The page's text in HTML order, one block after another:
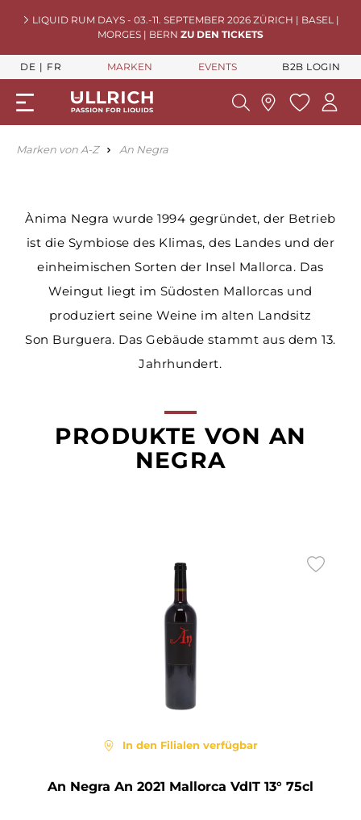
LIQUID RUM DAYS - 03.-11. SEPTEMBER 2026 ZÜRICH | BASEL |
MORGES | BERN ZU DEN TICKETS
DE FR MARKEN EVENTS B2B LOGIN
Marken von A-Z An Negra
Ànima Negra wurde 1994 gegründet, der Betrieb
ist die Symbiose des Klimas, des Landes und der
einheimischen Sorten der Insel Mallorca. Das
Weingut liegt im Südosten Mallorcas und
produziert seine Weine im alten Landsitz
Son Burguera. Das Gebäude stammt aus dem 13.
Jahrhundert.
PRODUKTE VON AN
NEGRA
In den Filialen verfügbar
An Negra An 2021 Mallorca VdIT 13° 75cl